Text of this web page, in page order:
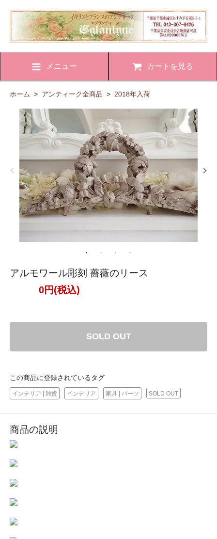
メニュー カートを見る
ホーム > アンティーク全商品 > 2018年入荷
アルモワール彫刻 薔薇のリース
0円(税込)
SOLD OUT
この商品に登録されているタグ
インテリア | 雑貨 インテリア 家具 | パーツ SOLD OUT
商品の説明